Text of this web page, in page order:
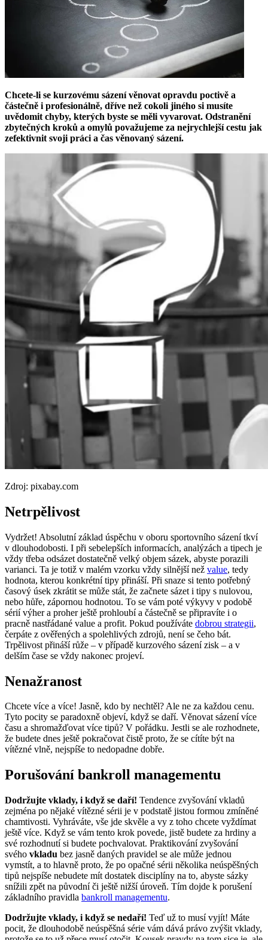
Chcete-li se kurzovému sázení věnovat opravdu poctivě a
částečně i profesionálně, dříve než cokoli jiného si musíte
uvědomit chyby, kterých byste se měli vyvarovat. Odstranění
zbytečných kroků a omylů považujeme za nejrychlejší cestu jak
zefektivnit svoji práci a čas věnovaný sázení.
Zdroj: pixabay.com
Netrpělivost
Vydržet! Absolutní základ úspěchu v oboru sportovního sázení tkví
v dlouhodobosti. I při sebelepších informacích, analýzách a tipech je
vždy třeba odsázet dostatečně velký objem sázek, abyste porazili
varianci. Ta je totiž v malém vzorku vždy silnější než value, tedy
hodnota, kterou konkrétní tipy přináší. Při snaze si tento potřebný
časový úsek zkrátit se může stát, že začnete sázet i tipy s nulovou,
nebo hůře, zápornou hodnotou. To se vám poté výkyvy v podobě
sérií výher a proher ještě prohloubí a částečně se připravíte i o
pracně nastřádané value a profit. Pokud používáte dobrou strategii,
čerpáte z ověřených a spolehlivých zdrojů, není se čeho bát.
Trpělivost přináší růže – v případě kurzového sázení zisk – a v
delším čase se vždy nakonec projeví.
Nenažranost
Chcete více a více! Jasně, kdo by nechtěl? Ale ne za každou cenu.
Tyto pocity se paradoxně objeví, když se daří. Věnovat sázení více
času a shromažďovat více tipů? V pořádku. Jestli se ale rozhodnete,
že budete dnes ještě pokračovat čistě proto, že se cítíte být na
vítězné vlně, nejspíše to nedopadne dobře.
Porušování bankroll managementu
Dodržujte vklady, i když se daří! Tendence zvyšování vkladů
zejména po nějaké vítězné sérii je v podstatě jistou formou zmíněné
chamtivosti. Vyhráváte, vše jde skvěle a vy z toho chcete vyždímat
ještě více. Když se vám tento krok povede, jistě budete za hrdiny a
své rozhodnutí si budete pochvalovat. Praktikování zvyšování
svého vkladu bez jasně daných pravidel se ale může jednou
vymstít, a to hlavně proto, že po opačné sérii několika neúspěšných
tipů nejspíše nebudete mít dostatek disciplíny na to, abyste sázky
snížili zpět na původní či ještě nižší úroveň. Tím dojde k porušení
základního pravidla bankroll managementu.
Dodržujte vklady, i když se nedaří! Teď už to musí vyjít! Máte
pocit, že dlouhodobě neúspěšná série vám dává právo zvýšit vklady,